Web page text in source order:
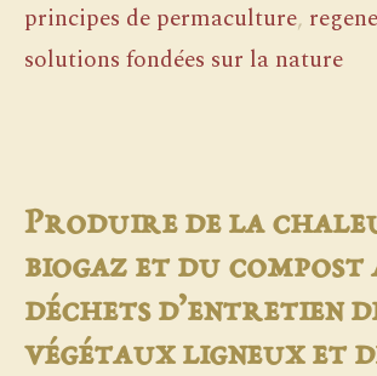
principes de permaculture,
solutions fondées sur la nature
Produire de la
biogaz et du compost
déchets d’entretien
végétaux ligneux et